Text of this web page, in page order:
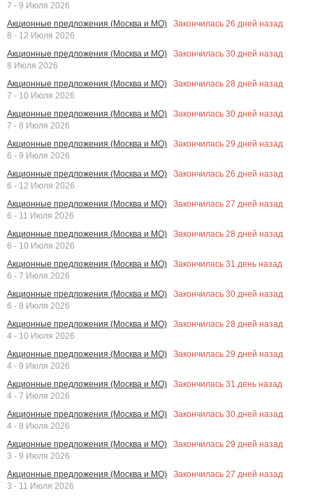
7 - 9 Июля 2026
Акционные предложения (Москва и МО)
Закончилась 26 дней назад
8 - 12 Июля 2026
Акционные предложения (Москва и МО)
Закончилась 30 дней назад
8 Июля 2026
Акционные предложения (Москва и МО)
Закончилась 28 дней назад
7 - 10 Июля 2026
Акционные предложения (Москва и МО)
Закончилась 30 дней назад
7 - 8 Июля 2026
Акционные предложения (Москва и МО)
Закончилась 29 дней назад
6 - 9 Июля 2026
Акционные предложения (Москва и МО)
Закончилась 26 дней назад
6 - 12 Июля 2026
Акционные предложения (Москва и МО)
Закончилась 27 дней назад
6 - 11 Июля 2026
Акционные предложения (Москва и МО)
Закончилась 28 дней назад
6 - 10 Июля 2026
Акционные предложения (Москва и МО)
Закончилась 31 день назад
6 - 7 Июля 2026
Акционные предложения (Москва и МО)
Закончилась 30 дней назад
6 - 8 Июля 2026
Акционные предложения (Москва и МО)
Закончилась 28 дней назад
4 - 10 Июля 2026
Акционные предложения (Москва и МО)
Закончилась 29 дней назад
4 - 9 Июля 2026
Акционные предложения (Москва и МО)
Закончилась 31 день назад
4 - 7 Июля 2026
Акционные предложения (Москва и МО)
Закончилась 30 дней назад
4 - 8 Июля 2026
Акционные предложения (Москва и МО)
Закончилась 29 дней назад
3 - 9 Июля 2026
Акционные предложения (Москва и МО)
Закончилась 27 дней назад
3 - 11 Июля 2026